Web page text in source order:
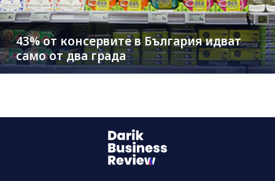
43% от консервите в България идват
само от два града